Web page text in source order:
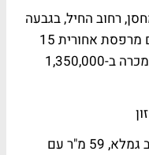
רחוב החיל, בגבעה
הצרפתית, 110 מ"ר, גינה קדמית, עם מרפסת אחורית 15
מ"ר, נוף להרי יהודה, לשיפוץ מלא, נמכרה ב-1,350,000
דירת 3 חדרים במושבה היוונית, רחוב גמלא, 59 מ"ר עם